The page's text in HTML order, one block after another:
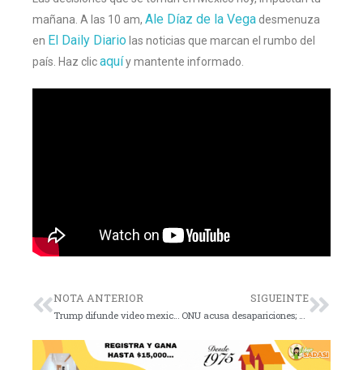
mañana. A las 10 am, Ale Díaz de la Vega desmenuza
en El Daily Diariolas noticias que marcan el rumbo del
país. Haz clicaquíy mantente informado.
NOTA ANTERIOR SIGUEINTE